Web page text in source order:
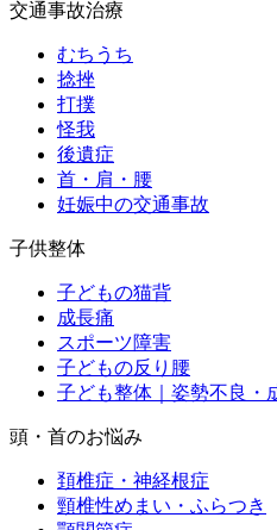
交通事故治療
むちうち
捻挫
打撲
怪我
後遺症
首・肩・腰
妊娠中の交通事故
子供整体
子どもの猫背
成長痛
スポーツ障害
子どもの反り腰
子ども整体｜姿勢不良・
頭・首のお悩み
頚椎症・神経根症
頸椎性めまい・ふらつき